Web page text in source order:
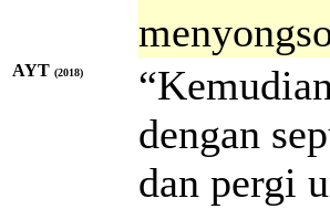
AYT (2018)
dengan
dan pergi